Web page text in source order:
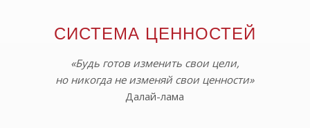
СИСТЕМА ЦЕННОСТЕЙ
«Будь готов изменить свои цели,
но никогда не изменяй свои ценности»
Далай-лама